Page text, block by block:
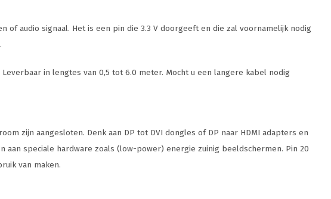
audio signaal. Het is een pin die 3.3 V doorgeeft en die zal voornamelijk nodig
in lengtes van 0,5 tot 6.0 meter. Mocht u een langere kabel nodig
zijn aangesloten. Denk aan DP tot DVI dongles of DP naar HDMI adapters en
speciale hardware zoals (low-power) energie zuinig beeldschermen. Pin 20
van maken.